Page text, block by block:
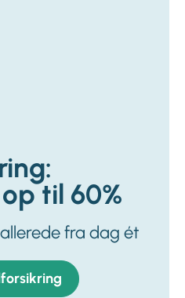
til 60%
fra dag ét